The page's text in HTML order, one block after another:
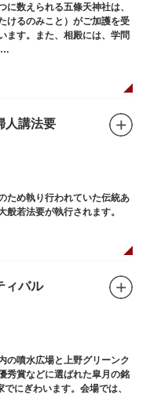
で、2日間限定の特別御朱印
数えられる五條天神社は、
けるのみこと）がご加護を受
ます。また、相殿には、学問
に一度の神幸祭では、千貫神
内を廻ります。大太鼓の前
が粛々と進み、その後に大神
大行列となって巡幸する光景
の巡行や里神楽奉納、巫女
光客でにぎわいます。
人講法要
ため執り行われていた伝統あ
若法要が執行されます。
ィバル
の噴水広場と上野グリーンク
秀賞などに選ばれた皐月の銘
にぎわいます。会場では、